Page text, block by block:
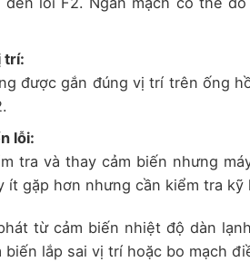
trí:
được gắn đúng vị trí trên ống
lỗi:
tra và thay cảm biến nhưng
ít gặp hơn nhưng cần kiểm tra
từ cảm biến nhiệt độ dàn
biến lắp sai vị trí hoặc bo mạch